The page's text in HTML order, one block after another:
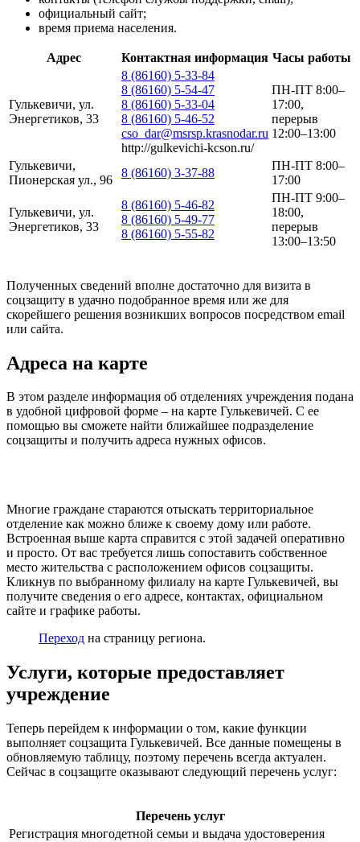
официальный сайт;
время приема населения.
Адрес Контактная информация Часы работы
Гулькевичи, ул.
Энергетиков, 33
8 (86160) 5-33-84
8 (86160) 5-54-47
8 (86160) 5-33-04
8 (86160) 5-46-52
cso_dar@msrsp.krasnodar.ru
http://gulkevichi-kcson.ru/
ПН-ПТ 8:00–
17:00,
перерыв
12:00–13:00
Гулькевичи,
Пионерская ул., 96
8 (86160) 3-37-88
ПН-ПТ 8:00–
17:00
Гулькевичи, ул.
Энергетиков, 33
8 (86160) 5-46-82
8 (86160) 5-49-77
8 (86160) 5-55-82
ПН-ПТ 9:00–
18:00,
перерыв
13:00–13:50
Полученных сведений вполне достаточно для визита в
соцзащиту в удачно подобранное время или же для
скорейшего решения возникших вопросов посредством email
или сайта.
Адреса на карте
В этом разделе информация об отделениях учреждения подана
в удобной цифровой форме – на карте Гулькевичей. С ее
помощью вы сможете найти ближайшее подразделение
соцзащиты и получить адреса нужных офисов.
Многие граждане стараются отыскать территориальное
отделение как можно ближе к своему дому или работе.
Встроенная выше карта справится с этой задачей оперативно
и просто. От вас требуется лишь сопоставить собственное
место жительства с расположением офисов соцзащиты.
Кликнув по выбранному филиалу на карте Гулькевичей, вы
получите сведения о его адресе, контактах, официальном
сайте и графике работы.
Переход на страницу региона.
Услуги, которые предоставляет
учреждение
Теперь перейдем к информации о том, какие функции
выполняет соцзащита Гулькевичей. Все данные помещены в
обновляемую таблицу, поэтому перечень всегда актуален.
Сейчас в соцзащите оказывают следующий перечень услуг:
Перечень услуг
Регистрация многодетной семьи и выдача удостоверения